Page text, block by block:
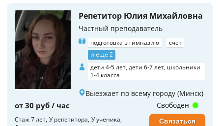
Репетитор Юлия Михайловна
Частный преподаватель
подготовка в гимназию
счет
и еще 2
дети 4-5 лет, дети 6-7 лет, школьники
1-4 класса
Выезжает по всему городу (Минск)
от 30 руб / час
Стаж 7 лет У репетитора У ученика
Свободен
Связаться